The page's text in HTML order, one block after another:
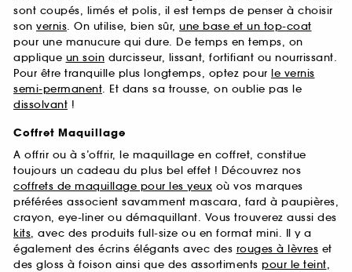
sont coupés, limés et polis, il est temps de penser à choisir
son vernis. On utilise, bien sûr, une base et un top-coat
pour une manucure qui dure. De temps en temps, on
applique un soin durcisseur, lissant, fortifiant ou nourrissant.
Pour être tranquille plus longtemps, optez pour le vernis
semi-permanent. Et dans sa trousse, on oublie pas le
dissolvant !
Coffret Maquillage
A offrir ou à s’offrir, le maquillage en coffret, constitue
toujours un cadeau du plus bel effet ! Découvrez nos
coffrets de maquillage pour les yeux où vos marques
préférées associent savamment mascara, fard à paupières,
crayon, eye-liner ou démaquillant. Vous trouverez aussi des
kits, avec des produits full-size ou en format mini. Il y a
également des écrins élégants avec des rouges à lèvres et
des gloss à foison ainsi que des assortiments pour le teint,